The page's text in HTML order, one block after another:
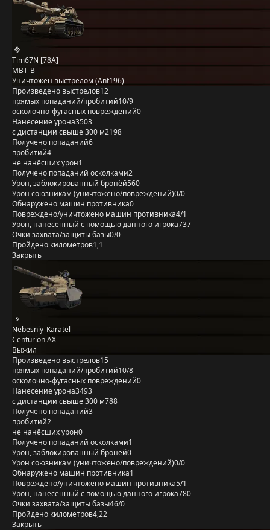
Tim67N [78A]
MBT-B
Уничтожен выстрелом (Ant196)
Произведено выстрелов12
прямых попаданий/пробитий10/9
осколочно-фугасных повреждений0
Нанесение урона3503
с дистанции свыше 300 м2198
Получено попаданий6
пробитий4
не нанёсших урон1
Получено попаданий осколками2
Урон, заблокированный бронёй560
Урон союзникам (уничтожено/повреждений)0/0
Обнаружено машин противника0
Повреждено/уничтожено машин противника4/1
Урон, нанесённый с помощью данного игрока737
Очки захвата/защиты базы0/0
Пройдено километров1,1
Закрыть
Nebesniy_Karatel
Centurion AX
Выжил
Произведено выстрелов15
прямых попаданий/пробитий10/8
осколочно-фугасных повреждений0
Нанесение урона3493
с дистанции свыше 300 м788
Получено попаданий3
пробитий2
не нанёсших урон0
Получено попаданий осколками1
Урон, заблокированный бронёй0
Урон союзникам (уничтожено/повреждений)0/0
Обнаружено машин противника1
Повреждено/уничтожено машин противника5/1
Урон, нанесённый с помощью данного игрока780
Очки захвата/защиты базы46/0
Пройдено километров4,22
Закрыть